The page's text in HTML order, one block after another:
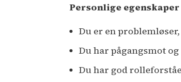
Personlige egenskaper
Du er en
Du har pågangsmot
Du har god